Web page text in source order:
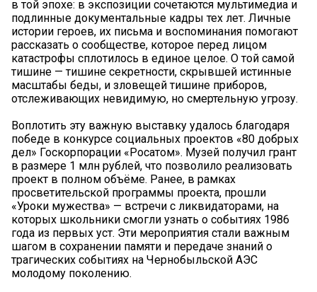
в той эпохе: в экспозиции сочетаются мультимедиа и
подлинные документальные кадры тех лет. Личные
истории героев, их письма и воспоминания помогают
рассказать о сообществе, которое перед лицом
катастрофы сплотилось в единое целое. О той самой
тишине — тишине секретности, скрывшей истинные
масштабы беды, и зловещей тишине приборов,
отслеживающих невидимую, но смертельную угрозу.
Воплотить эту важную выставку удалось благодаря
победе в конкурсе социальных проектов «80 добрых
дел» Госкорпорации «Росатом». Музей получил грант
в размере 1 млн рублей, что позволило реализовать
проект в полном объёме. Ранее, в рамках
просветительской программы проекта, прошли
«Уроки мужества» — встречи с ликвидаторами, на
которых школьники смогли узнать о событиях 1986
года из первых уст. Эти мероприятия стали важным
шагом в сохранении памяти и передаче знаний о
трагических событиях на Чернобыльской АЭС
молодому поколению.